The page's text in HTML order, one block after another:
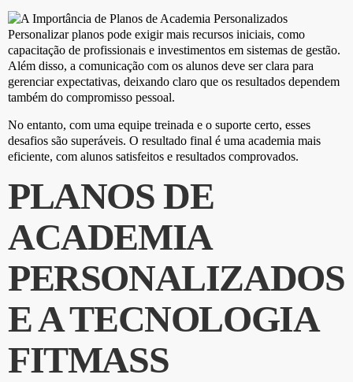
Personalizar planos pode exigir mais recursos iniciais, como
capacitação de profissionais e investimentos em sistemas de gestão.
Além disso, a comunicação com os alunos deve ser clara para
gerenciar expectativas, deixando claro que os resultados dependem
também do compromisso pessoal.
No entanto, com uma equipe treinada e o suporte certo, esses
desafios são superáveis. O resultado final é uma academia mais
eficiente, com alunos satisfeitos e resultados comprovados.
PLANOS DE
ACADEMIA
PERSONALIZADOS
E A TECNOLOGIA
FITMASS